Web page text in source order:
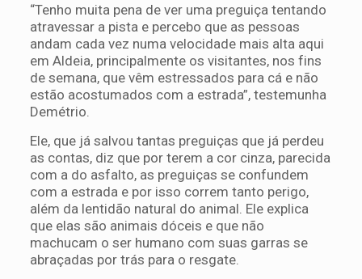
“Tenho muita pena de ver uma preguiça tentando
atravessar a pista e percebo que as pessoas
andam cada vez numa velocidade mais alta aqui
em Aldeia, principalmente os visitantes, nos fins
de semana, que vêm estressados para cá e não
estão acostumados com a estrada”, testemunha
Demétrio.
Ele, que já salvou tantas preguiças que já perdeu
as contas, diz que por terem a cor cinza, parecida
com a do asfalto, as preguiças se confundem
com a estrada e por isso correm tanto perigo,
além da lentidão natural do animal. Ele explica
que elas são animais dóceis e que não
machucam o ser humano com suas garras se
abraçadas por trás para o resgate.